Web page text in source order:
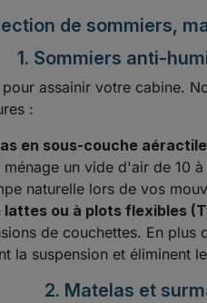
de sommiers,
1. Sommiers anti-
assainir votre cabine.
:
en sous-couche
un vide d'air de 10
naturelle lors de vos
lattes ou à plots flexibles
de couchettes. En
la suspension et éliminent
2. Matelas et